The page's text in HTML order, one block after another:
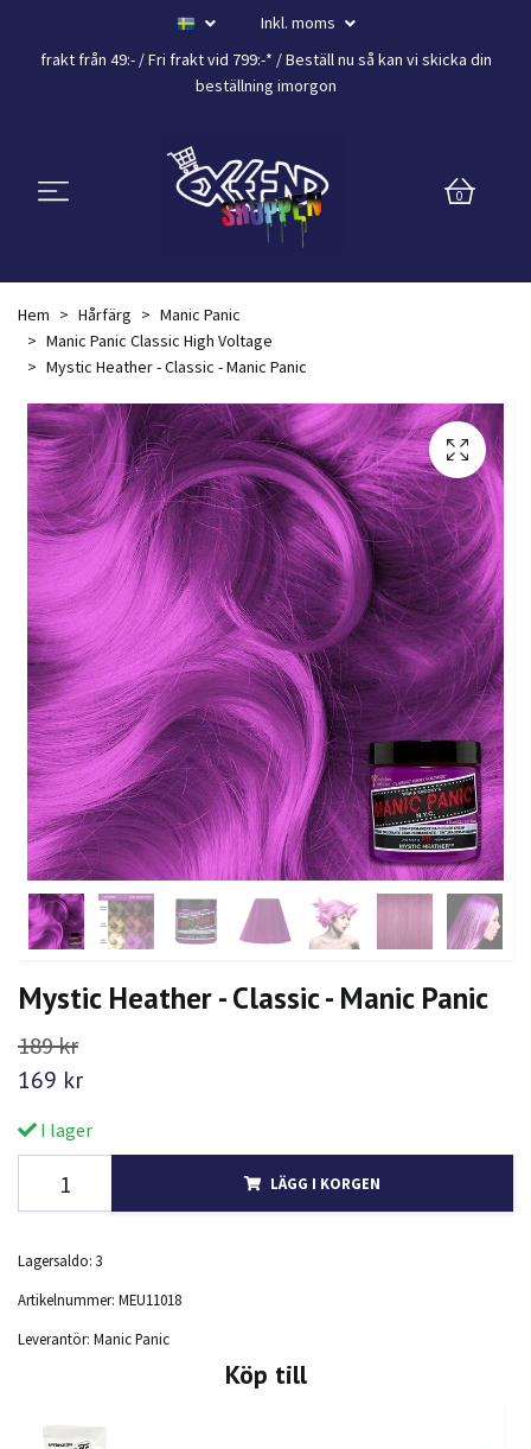
Inkl. moms
frakt från 49:- /Fri frakt vid 799:-* / Beställ nu så kan vi skicka din
beställning imorgon
0
Hem Hårfärg
Manic Panic
Manic Panic Classic High Voltage
Mystic Heather - Classic - Manic Panic
Mystic Heather - Classic - Manic Panic
189 kr
169 kr
I lager
LÄGG I KORGEN
Lagersaldo: 3
Artikelnummer: MEU11018
Leverantör: Manic Panic
Köp till